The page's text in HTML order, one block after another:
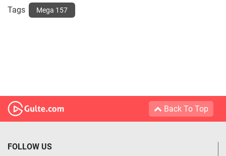
Tags Mega 157
Back To Top
FOLLOW US